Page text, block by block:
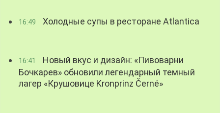
16:49 Холодные супы в ресторане Atlantica
16:41
Новый вкус и дизайн: «Пивоварни
Бочкарев» обновили легендарный темный
лагер «Крушовице Kronprinz Černé»